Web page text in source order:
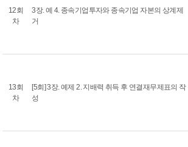
12회
차
3장. 예 4. 종속기업투자와 종속기업 자본의 상계제
거
13회
차
[5회] 3장. 예제 2. 지배력 취득 후 연결재무제표의 작
성